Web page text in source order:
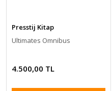
Presstij Kitap
Ultimates Omnibus
4.500,00 TL